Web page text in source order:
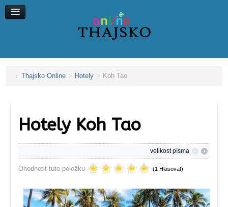
Thajsko Online > Hotely > Koh Tao
Hotely Koh Tao
velikost písma
Ohodnotit tuto položku (1 Hlasovat)